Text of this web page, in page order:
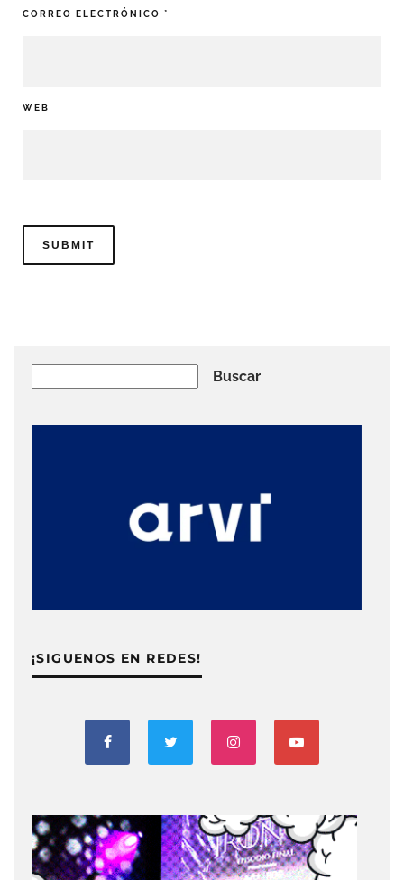
CORREO ELECTRÓNICO *
WEB
Buscar
¡SIGUENOS EN REDES!